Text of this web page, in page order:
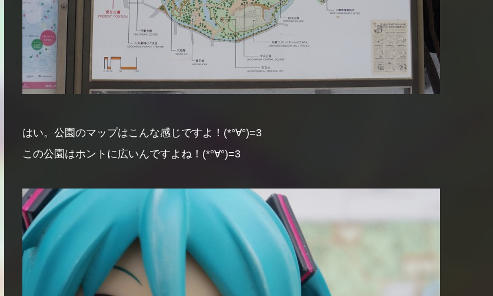
はい。公園のマップはこんな感じですよ！(*°∀°)=3
この公園はホントに広いんですよね！(*°∀°)=3